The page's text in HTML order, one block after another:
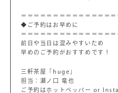
＝＝＝＝＝＝＝＝＝＝＝＝＝＝＝
◆ご予約はお早めに
＝＝＝＝＝＝＝＝＝＝＝＝＝＝＝
前日や当日は混みやすいため
早めのご予約がおすすめです！
三軒茶屋「huge」
担当：瀬ノ口 竜也
ご予約はホットペッパー or